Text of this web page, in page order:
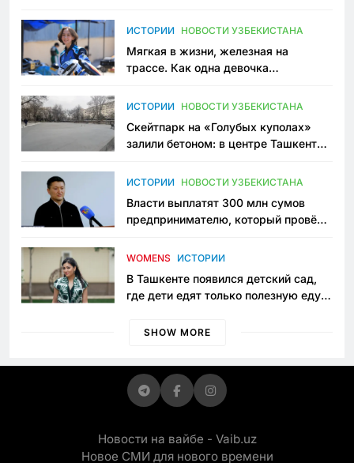
ИСТОРИИ НОВОСТИ УЗБЕКИСТАНА
Мягкая в жизни, железная на
трассе. Как одна девочка
Узбекистане
ИСТОРИИ НОВОСТИ УЗБЕКИСТАНА
Скейтпарк на «Голубых куполах»
залили бетоном: в центре Ташкента
пространство
ИСТОРИИ НОВОСТИ УЗБЕКИСТАНА
Власти выплатят 300 млн сумов
предпринимателю, который провёл
приговору
WOMENS ИСТОРИИ
В Ташкенте появился детский сад,
где дети едят только полезную еду.
просить «кашу без сахара»
SHOW MORE
Новости на вайбе - Vaib.uz
Новое СМИ для нового времени